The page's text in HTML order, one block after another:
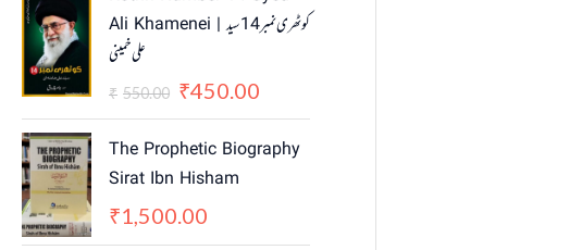
Ali Khamenei | کوٹھری نمبر 14 سید
علی خمینی
₹ 550.00
i
i
a
p
r
i
₹450.00
u
r
c
The Prophetic Biography
Sirat Ibn Hisham
₹1,500.00